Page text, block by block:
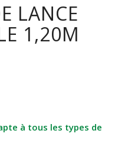
LANCE
1,20M
à tous les types de